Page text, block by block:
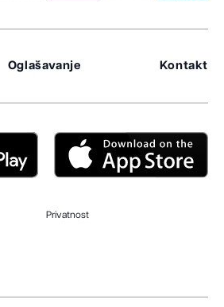
Oglašavanje Kontakt
Privatnost